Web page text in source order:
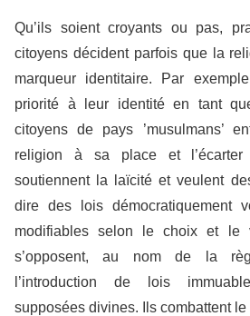
Qu’ils soient croyants ou pas,
citoyens décident parfois que la
marqueur identitaire. Par
priorité à leur identité en tant
citoyens de pays ’musulmans’
religion à sa place et
soutiennent la laïcité et veulent
dire des lois démocratiquement
modifiables selon le choix et
s’opposent, au nom de la
l’introduction de lois
supposées divines. Ils combattent